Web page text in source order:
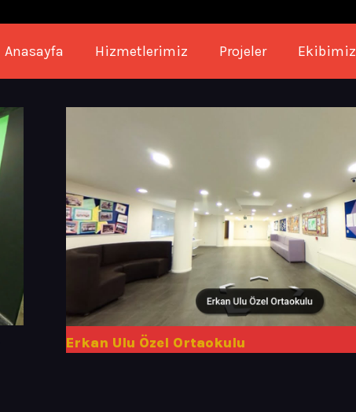
Anasayfa Hizmetlerimiz Projeler Ekibimiz
Erkan Ulu Özel Ortaokulu